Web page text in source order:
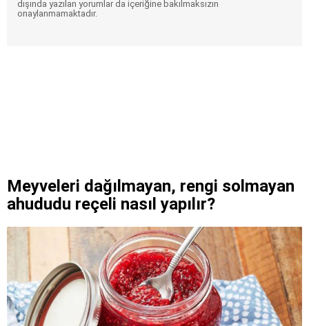
dışında yazılan yorumlar da içeriğine bakılmaksızın
onaylanmamaktadır.
Meyveleri dağılmayan, rengi solmayan
ahududu reçeli nasıl yapılır?